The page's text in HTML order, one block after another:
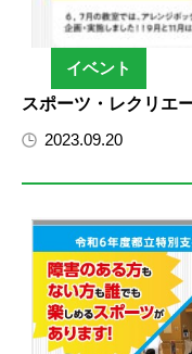
イベント
スポーツ・レクリエ
2023.09.20